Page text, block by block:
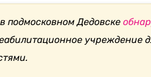
подмосковном Дедовске
учреждение